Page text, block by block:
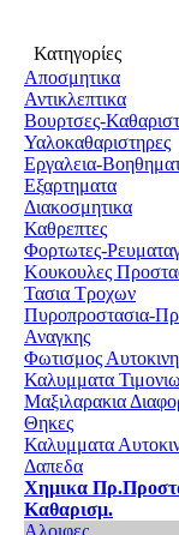
Κατηγορίες
Αποσμητικα
Αντικλεπτικα
Βουρτσες-
Υαλοκαθαριστηρες
Εργαλεια-
Εξαρτηματα
Διακοσμητικα
Καθρεπτες
Φορτωτες-
Κουκουλες
Τασια Τροχων
Πυροπροστασια-
Αναγκης
Φωτισμος
Καλυμματα
Μαξιλαρακια
Θηκες
Καλυμματα
Δαπεδα
Χημικα
Καθαρισμ.
Αλοιφες